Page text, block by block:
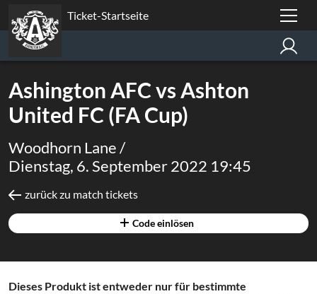
Ticket-Startseite
Ashington AFC vs Ashton
United FC (FA Cup)
Woodhorn Lane /
Dienstag, 6. September 2022 19:45
zurück zu match tickets
Code einlösen
Dieses Produkt ist entweder nur für bestimmte